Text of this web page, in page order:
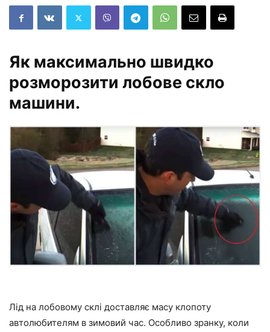
Як максимально швидко
розморозити лобове скло
машини.
Лід на лобовому склі доставляє масу клопоту
автолюбителям в зимовий час. Особливо зранку, коли